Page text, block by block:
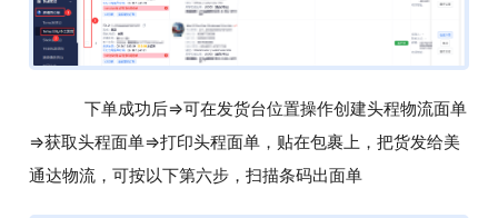
下单成功后=>可在发货台位置操作创建头程物流面单
=>获取头程面单=>打印头程面单，贴在包裹上，把货发给美
通达物流，可按以下第六步，扫描条码出面单